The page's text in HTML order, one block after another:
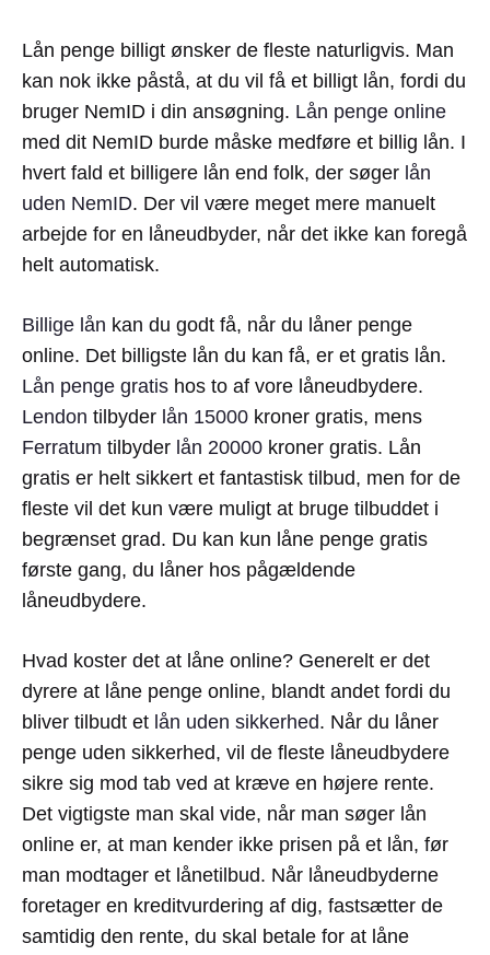
Lån penge billigt ønsker de fleste naturligvis. Man
kan nok ikke påstå, at du vil få et billigt lån, fordi du
bruger NemID i din ansøgning. Lån penge online
med dit NemID burde måske medføre et billig lån. I
hvert fald et billigere lån end folk, der søger lån
uden NemID. Der vil være meget mere manuelt
arbejde for en låneudbyder, når det ikke kan foregå
helt automatisk.
Billige lån kan du godt få, når du låner penge
online. Det billigste lån du kan få, er et gratis lån.
Lån penge gratis hos to af vore låneudbydere.
Lendon tilbyder lån 15000 kroner gratis, mens
Ferratum tilbyder lån 20000 kroner gratis. Lån
gratis er helt sikkert et fantastisk tilbud, men for de
fleste vil det kun være muligt at bruge tilbuddet i
begrænset grad. Du kan kun låne penge gratis
første gang, du låner hos pågældende
låneudbydere.
Hvad koster det at låne online? Generelt er det
dyrere at låne penge online, blandt andet fordi du
bliver tilbudt et lån uden sikkerhed. Når du låner
penge uden sikkerhed, vil de fleste låneudbydere
sikre sig mod tab ved at kræve en højere rente.
Det vigtigste man skal vide, når man søger lån
online er, at man kender ikke prisen på et lån, før
man modtager et lånetilbud. Når låneudbyderne
foretager en kreditvurdering af dig, fastsætter de
samtidig den rente, du skal betale for at låne